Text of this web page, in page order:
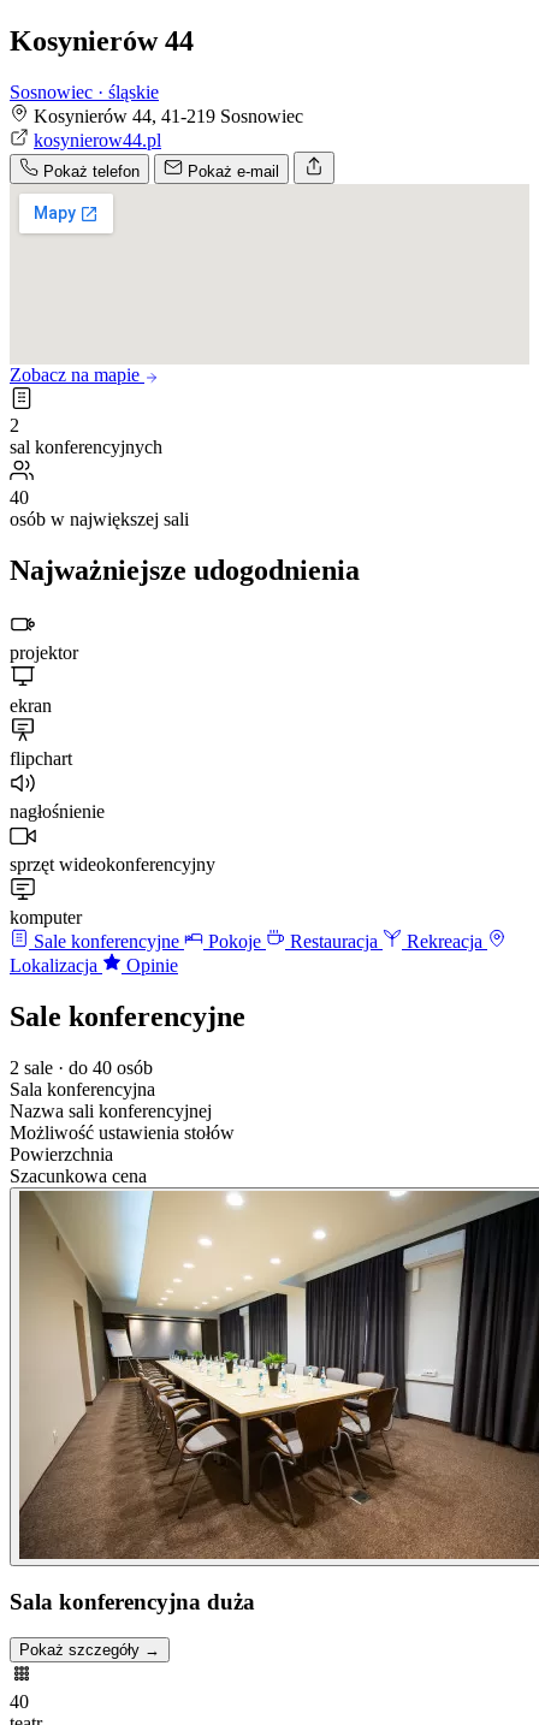
Kosynierów 44
Sosnowiec · śląskie
Kosynierów 44, 41-219 Sosnowiec
kosynierow44.pl
Pokaż telefon Pokaż e-mail
Zobacz na mapie
2
sal konferencyjnych
40
osób w największej sali
Najważniejsze udogodnienia
projektor
ekran
flipchart
nagłośnienie
sprzęt wideokonferencyjny
komputer
Sale konferencyjne
Pokoje Restauracja
Rekreacja
Lokalizacja
Opinie
Sale konferencyjne
2 sale · do 40 osób
Sala konferencyjna
Nazwa sali konferencyjnej
Możliwość ustawienia stołów
Powierzchnia
Szacunkowa cena
Sala konferencyjna duża
Pokaż szczegóły →
40